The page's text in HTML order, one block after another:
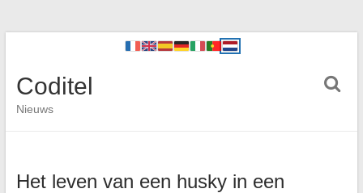
Coditel
Nieuws
Het leven van een husky in een